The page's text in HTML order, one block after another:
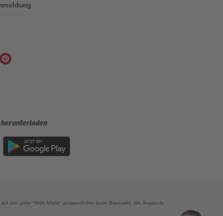
den unter "Mein Markt" ausgewählten toom Baumarkt. Alle Angebote